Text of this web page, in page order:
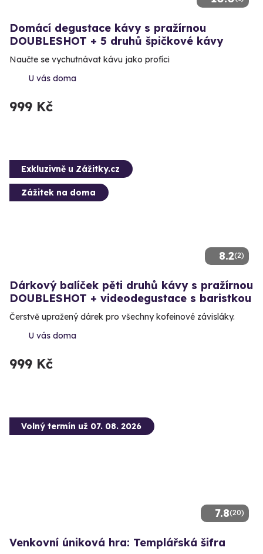
Domácí degustace kávy s pražírnou
DOUBLESHOT + 5 druhů špičkové kávy
Naučte se vychutnávat kávu jako profíci
U vás doma
999 Kč
8.2(2)
Exkluzivně u Zážitky.cz
Zážitek na doma
Dárkový balíček pěti druhů kávy s pražírnou
DOUBLESHOT + videodegustace s baristkou
Čerstvě upražený dárek pro všechny kofeinové závisláky.
U vás doma
999 Kč
7.8(20)
Volný termín už 07. 08. 2026
Venkovní úniková hra: Templářská šifra